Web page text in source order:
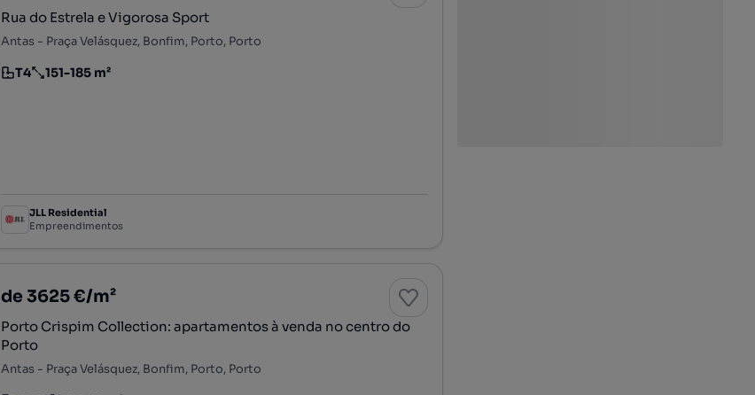
Rua do Estrela e Vigorosa Sport
Antas - Praça Velásquez, Bonfim, Porto, Porto
Tipologia
T4
Preço por metro quadrado
151-185 m²
JLL Residential
Empreendimentos
de 3625 €/m²
Porto Crispim Collection: apartamentos à venda no centro do
Porto
Antas - Praça Velásquez, Bonfim, Porto, Porto